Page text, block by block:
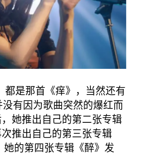
都是那首《痒》，当然还有
没有因为歌曲突然的爆红而
她推出自己的第二张专辑
推出自己的第三张专辑
她的第四张专辑《醉》发